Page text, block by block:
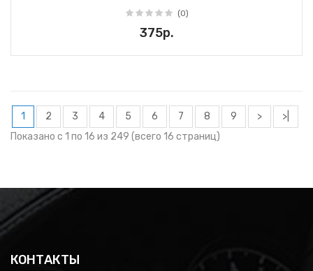
(0)
375р.
1 2 3 4 5 6 7 8 9 >
>|
Показано с 1 по 16 из 249 (всего 16 страниц)
КОНТАКТЫ